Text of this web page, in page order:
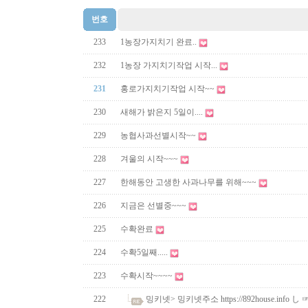
번호
233 1농장가지치기 완료..
232 1농장 가지치기작업 시작...
231 홍로가지치기작업 시작~~
230 새해가 밝은지 5일이....
229 농협사과선별시작~~
228 겨울의 시작~~~
227 한해동안 고생한 사과나무를 위해~~~
226 지금은 선별중~~~
225 수확완료
224 수확5일째.....
223 수확시작~~~~
222 밍키넷> 밍키넷주소 https://892house.info